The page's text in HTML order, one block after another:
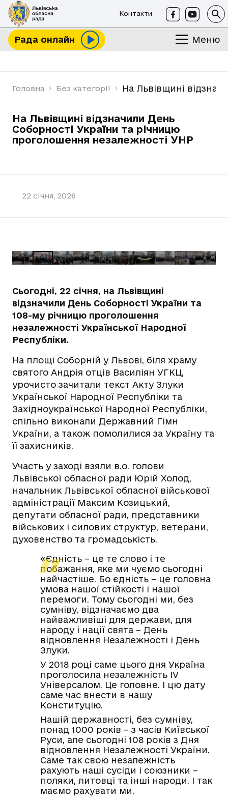
Контакти
Рада онлайн Меню
Головна Без категорії На Львівщині
На Львівщині відзначили День
Соборності України та річницю
проголошення незалежності УНР
22 січня, 2026
Сьогодні, 22 січня, на Львівщині
відзначили День Соборності України та
108-му річницю проголошення
незалежності Української Народної
Республіки.
На площі Соборній у Львові, біля храму
святого Андрія отців Василіян УГКЦ,
урочисто зачитали текст Акту Злуки
Української Народної Республіки та
Західноукраїнської Народної Республіки,
спільно виконали Державний Гімн
України, а також помолилися за Україну та
її захисників.
Участь у заході взяли в.о. голови
Львівської обласної ради Юрій Холод,
начальник Львівської обласної військової
адміністрації Максим Козицький,
депутати обласної ради, представники
військових і силових структур, ветерани,
духовенство та громадськість.
«Єдність – це те слово і те
побажання, яке ми чуємо сьогодні
найчастіше. Бо єдність – це головна
умова нашої стійкості і нашої
перемоги. Тому сьогодні ми, без
сумніву, відзначаємо два
найважливіші для держави, для
народу і нації свята – День
відновлення Незалежності і День
Злуки.
У 2018 році саме цього дня Україна
проголосила незалежність IV
Універсалом. Це головне. І цю дату
саме час внести в нашу
Конституцію.
Нашій державності, без сумніву,
понад 1000 років – з часів Київської
Руси, але сьогодні 108 років з Дня
відновлення Незалежності України.
Саме так свою незалежність
рахують наші сусіди і союзники –
поляки, литовці та інші народи. І так
маємо рахувати ми.